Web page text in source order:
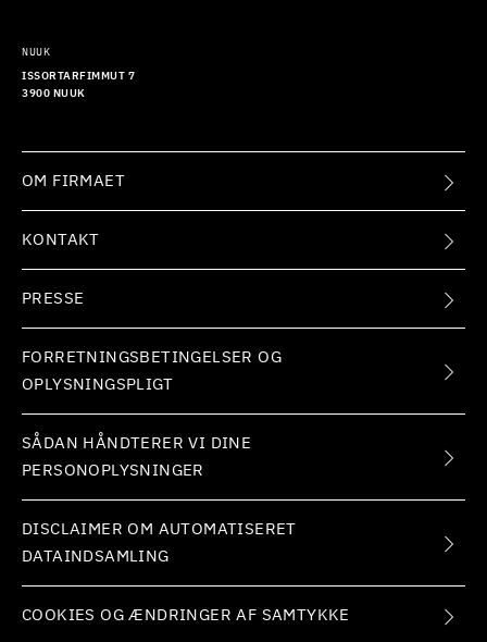
NUUK
ISSORTARFIMMUT 7
3900 NUUK
OM FIRMAET
KONTAKT
PRESSE
FORRETNINGSBETINGELSER OG
OPLYSNINGSPLIGT
SÅDAN HÅNDTERER VI DINE
PERSONOPLYSNINGER
DISCLAIMER OM AUTOMATISERET
DATAINDSAMLING
COOKIES OG ÆNDRINGER AF SAMTYKKE